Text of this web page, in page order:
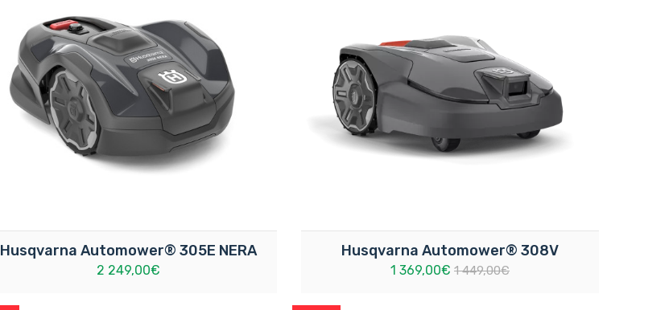
Husqvarna Automower® 305E NERA
2 249,00€
Husqvarna Automower® 308V
1 369,00€ 1 449,00€